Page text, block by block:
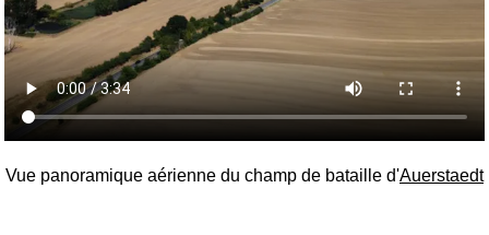
Vue panoramique aérienne du champ de bataille d'Auerstaedt